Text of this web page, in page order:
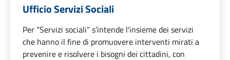
Ufficio Servizi Sociali
Per “Servizi sociali” s’intende l'insieme dei servizi
che hanno il fine di promuovere interventi mirati a
prevenire e risolvere i bisogni dei cittadini, con